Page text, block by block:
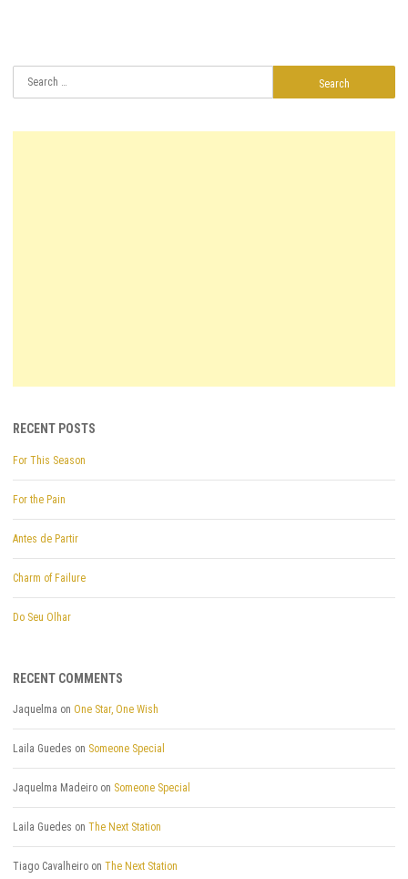
RECENT POSTS
For This Season
For the Pain
Antes de Partir
Charm of Failure
Do Seu Olhar
RECENT COMMENTS
Jaquelma on One Star, One Wish
Laila Guedes on Someone Special
Jaquelma Madeiro on Someone Special
Laila Guedes on The Next Station
Tiago Cavalheiro on The Next Station